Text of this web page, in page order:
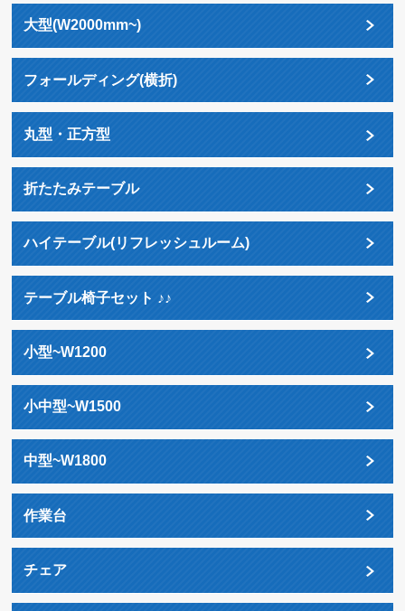
大型(W2000mm~)
フォールディング(横折)
丸型・正方型
折たたみテーブル
ハイテーブル(リフレッシュルーム)
テーブル椅子セット ♪♪
小型~W1200
小中型~W1500
中型~W1800
作業台
チェア